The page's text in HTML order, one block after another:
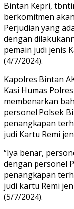
Bintan Kepri,
berkomitmen
Perjudian yang
dengan
pemain judi jenis
(4/7/2024).
Kapolres Bintan
Kasi Humas
membenarkan
personel Polsek
penangkapan
judi Kartu Remi
“Iya benar,
dengan personel
penangkapan
judi kartu Remi
(5/7/2024).